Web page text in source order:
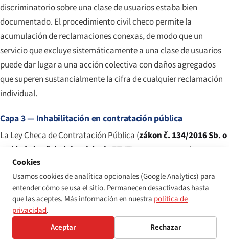
discriminatorio sobre una clase de usuarios estaba bien
documentado. El procedimiento civil checo permite la
acumulación de reclamaciones conexas, de modo que un
servicio que excluye sistemáticamente a una clase de usuarios
puede dar lugar a una acción colectiva con daños agregados
que superen sustancialmente la cifra de cualquier reclamación
individual.
Capa 3 — Inhabilitación en contratación pública
La Ley Checa de Contratación Pública (zákon č. 134/2016 Sb. o
zadávání veřejných zakázek, ZZVZ), que transpone las
Directivas de Contratación de la UE, exige a los poderes
adjudicadores que tengan en cuenta la accesibilidad desde la
fase de especificaciones técnicas y permite la exclusión de los
licitadores que hayan cometido faltas profesionales graves —
categoría que incluye las resoluciones de discriminación
relacionadas con la accesibilidad y las constataciones
Cookies
Usamos cookies de analítica opcionales (Google Analytics) para
entender cómo se usa el sitio. Permanecen desactivadas hasta
que las aceptes. Más información en nuestra política de
privacidad.
Aceptar
Rechazar